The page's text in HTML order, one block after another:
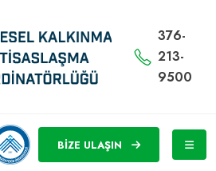
376-
213-
9500
BİZE ULAŞIN